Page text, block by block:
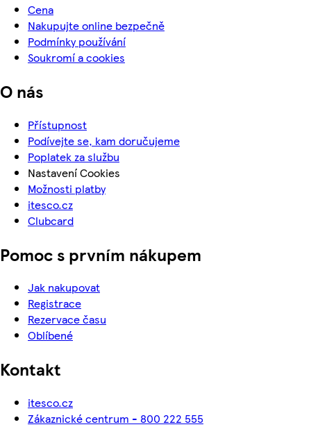
Cena
Nakupujte online bezpečně
Podmínky používání
Soukromí a cookies
O nás
Přístupnost
Podívejte se, kam doručujeme
Poplatek za službu
Nastavení Cookies
Možnosti platby
itesco.cz
Clubcard
Pomoc s prvním nákupem
Jak nakupovat
Registrace
Rezervace času
Oblíbené
Kontakt
itesco.cz
Zákaznické centrum - 800 222 555